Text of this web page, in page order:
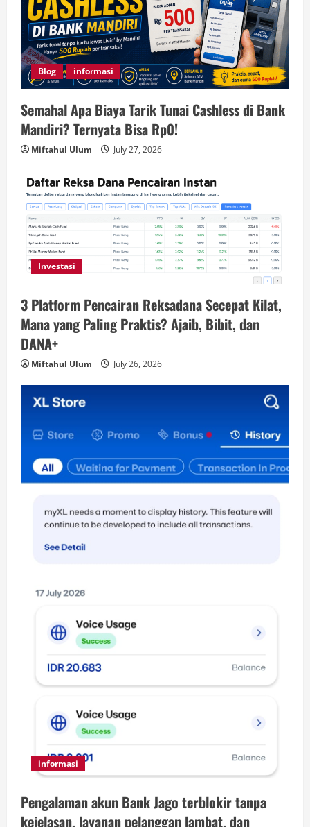
Blog informasi
Semahal Apa Biaya Tarik Tunai Cashless di Bank
Mandiri? Ternyata Bisa Rp0!
Miftahul Ulum July 27, 2026
Investasi
3 Platform Pencairan Reksadana Secepat Kilat,
Mana yang Paling Praktis? Ajaib, Bibit, dan
DANA+
Miftahul Ulum July 26, 2026
informasi
Pengalaman akun Bank Jago terblokir tanpa
kejelasan, layanan pelanggan lambat, dan